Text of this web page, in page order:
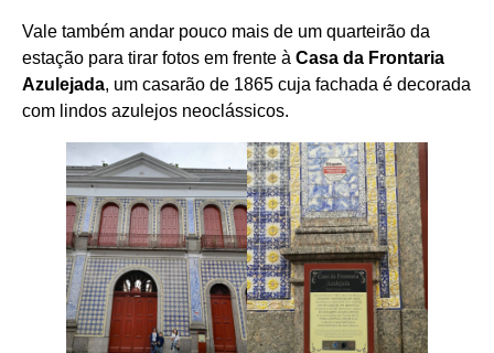
Vale também andar pouco mais de um quarteirão da
estação para tirar fotos em frente à Casa da Frontaria
Azulejada, um casarão de 1865 cuja fachada é decorada
com lindos azulejos neoclássicos.